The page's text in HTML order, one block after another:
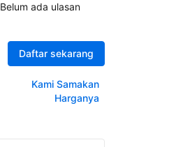
Belum ada ulasan
Daftar sekarang
Kami Samakan
Harganya